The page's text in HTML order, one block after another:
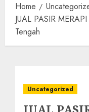
Home
JUAL PASIR
Tengah
Uncategorized
JUAL